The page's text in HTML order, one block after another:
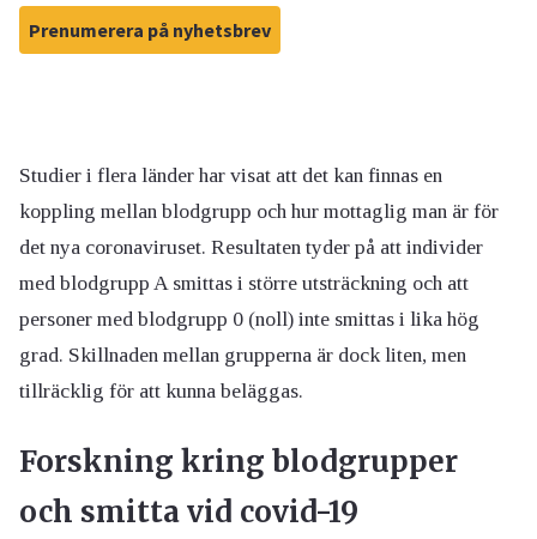
Prenumerera på nyhetsbrev
Studier i flera länder har visat att det kan finnas en
koppling mellan blodgrupp och hur mottaglig man är för
det nya coronaviruset. Resultaten tyder på att individer
med blodgrupp A smittas i större utsträckning och att
personer med blodgrupp 0 (noll) inte smittas i lika hög
grad. Skillnaden mellan grupperna är dock liten, men
tillräcklig för att kunna beläggas.
Forskning kring blodgrupper
och smitta vid covid-19